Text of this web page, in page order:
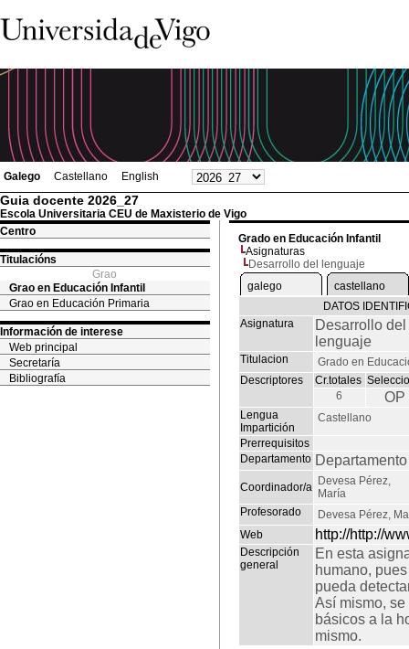
Galego Castellano English
Guia docente 2026_27
Escola Universitaria CEU de Maxisterio de Vigo
Centro
Titulacións
Grao
Grao en Educación Infantil
Grao en Educación Primaria
Información de interese
Web principal
Secretaría
Bibliografía
Grado en Educación Infantil
Asignaturas
Desarrollo del lenguaje
galego
castellano
DATOS
Asignatura
Desarrollo del
lenguaje
Titulacion
Grado en
Descriptores
Cr.totales
6
OP
Lengua
Impartición
Castellano
Prerrequisitos
Departamento
Coordinador/a Devesa Pérez,
María
Profesorado
Devesa Pérez,
Web
http://http://
Descripción
general
En esta
humano,
pueda
Así mismo,
básicos a la
mismo.